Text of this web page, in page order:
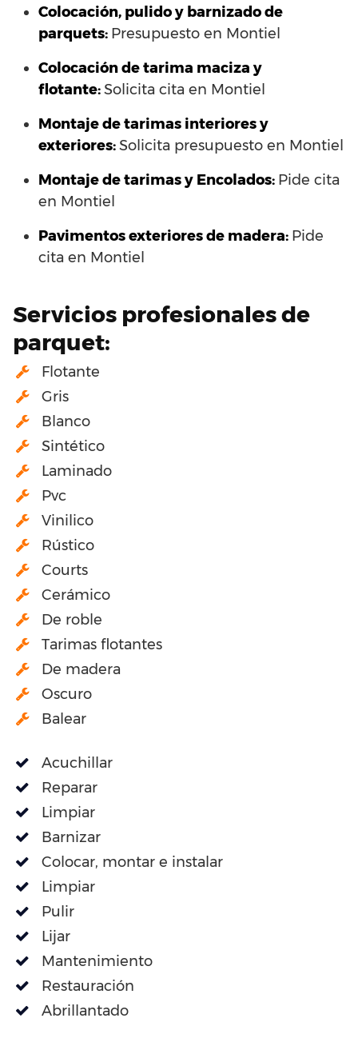
Colocación, pulido y barnizado de
parquets: Presupuesto en Montiel
Colocación de tarima maciza y
flotante:Solicita cita en Montiel
Montaje de tarimas interiores y
exteriores:Solicita presupuesto en Montiel
Montaje de tarimas y Encolados: Pide cita
en Montiel
Pavimentos exteriores de madera: Pide
cita en Montiel
Servicios profesionales de
parquet:
Flotante
Gris
Blanco
Sintético
Laminado
Pvc
Vinilico
Rústico
Courts
Cerámico
De roble
Tarimas flotantes
De madera
Oscuro
Balear
Acuchillar
Reparar
Limpiar
Barnizar
Colocar, montar e instalar
Limpiar
Pulir
Lijar
Mantenimiento
Restauración
Abrillantado